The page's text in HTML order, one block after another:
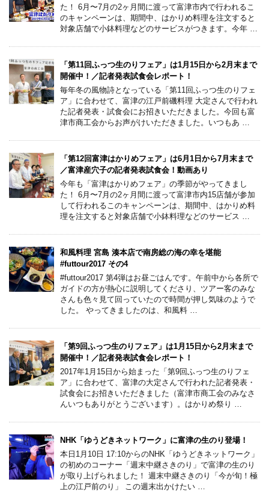
た！ 6月〜7月の2ヶ月間に渡って富津市内で行われるこ
のキャンペーンは、期間中、はかりめ料理を注文すると
対象店舗で小鉢料理などのサービスがつきます。今年 …
「第11回ふっつ生のりフェア」は1月15日から2月末まで
開催中！／記者発表試食会レポート！
毎年冬の風物詩となっている「第11回ふっつ生のりフェ
ア」に合わせて、富津の江戸前磯料理 大定さんで行われ
た記者発表・試食会にお招きいただきました。今回も富
津市商工会からお声がけいただきました。いつもあ …
「第12回富津はかりめフェア」は6月1日から7月末まで
／富津産穴子の記者発表試食会！動画あり
今年も「富津はかりめフェア」の季節がやってきまし
た！ 6月〜7月の2ヶ月間に渡って富津市内15店舗が参加
して行われるこのキャンペーンは、期間中、はかりめ料
理を注文すると対象店舗で小鉢料理などのサービス …
和風料理 宮島 湊本店で南房総の海の幸を堪能
#futtour2017 その4
#futtour2017 第4弾はお昼ごはんです。午前中から各所で
ガイドの方が熱心に説明してくださり、ツアー客のみな
さんも色々見て回っていたので時間が押し気味のようで
した。 やってきましたのは、和風料 …
「第9回ふっつ生のりフェア」は1月15日から2月末まで
開催中！／記者発表試食会レポート！
2017年1月15日から始まった「第9回ふっつ生のりフェ
ア」に合わせて、富津の大定さんで行われた記者発表・
試食会にお招きいただきました（富津市商工会のみなさ
んいつもありがとうございます）。はかりめ祭り …
NHK「ゆうどきネットワーク」に富津の生のり登場！
本日1月10日 17:10からのNHK「ゆうどきネットワーク」
の初めのコーナー「週末中継さきのり」で富津の生のり
が取り上げられました！ 週末中継さきのり「今が旬！極
上の江戸前のり」 この週末出かけたい …